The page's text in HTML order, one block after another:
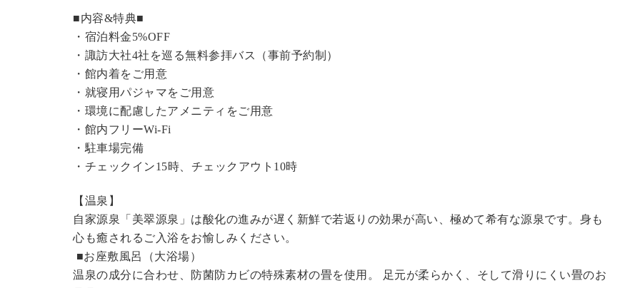
■内容&特典■
・宿泊料金5%OFF
・諏訪大社4社を巡る無料参拝バス（事前予約制）
・館内着をご用意
・就寝用パジャマをご用意
・環境に配慮したアメニティをご用意
・館内フリーWi-Fi
・駐車場完備
・チェックイン15時、チェックアウト10時
【温泉】
自家源泉「美翠源泉」は酸化の進みが遅く新鮮で若返りの効果が高い、極めて希有な源泉です。身も
心も癒されるご入浴をお愉しみください。
■お座敷風呂（大浴場）
温泉の成分に合わせ、防菌防カビの特殊素材の畳を使用。 足元が柔らかく、そして滑りにくい畳のお